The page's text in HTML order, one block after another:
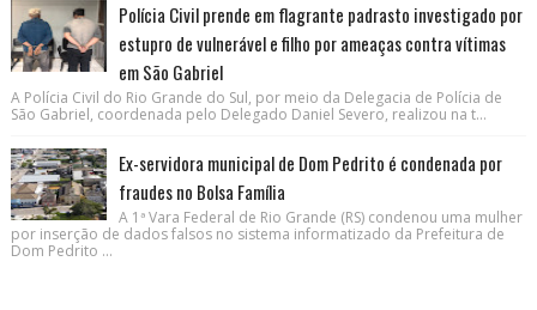
Polícia Civil prende em flagrante padrasto investigado por
estupro de vulnerável e filho por ameaças contra vítimas
em São Gabriel
A Polícia Civil do Rio Grande do Sul, por meio da Delegacia de Polícia de
São Gabriel, coordenada pelo Delegado Daniel Severo, realizou na t...
Ex-servidora municipal de Dom Pedrito é condenada por
fraudes no Bolsa Família
A 1ª Vara Federal de Rio Grande (RS) condenou uma mulher
por inserção de dados falsos no sistema informatizado da Prefeitura de
Dom Pedrito ...